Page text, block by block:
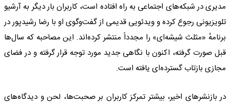
مدیری در شبکه‌های اجتماعی به راه افتاده است، کاربران بار دیگر به آرشیو
تلویزیونی رجوع کرده و ویدئویی قدیمی از گفت‌وگوی او با رضا رشیدپور در
برنامهٔ «مثلث شیشه‌ای» را مجدداً منتشر کرده‌اند. این مصاحبه که سال‌ها
قبل صورت گرفته، اکنون با نگاهی جدید مورد توجه قرار گرفته و در فضای
مجازی بازتاب گسترده‌ای یافته است.
در بازنشرهای اخیر، بیشتر تمرکز کاربران بر صحبت‌ها، لحن و دیدگاه‌های